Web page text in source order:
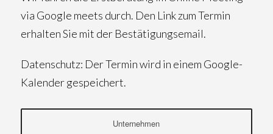
via Google meets durch. Den Link zum Termin
erhalten Sie mit der Bestätigungsemail.
Datenschutz: Der Termin wird in einem Google-
Kalender gespeichert.